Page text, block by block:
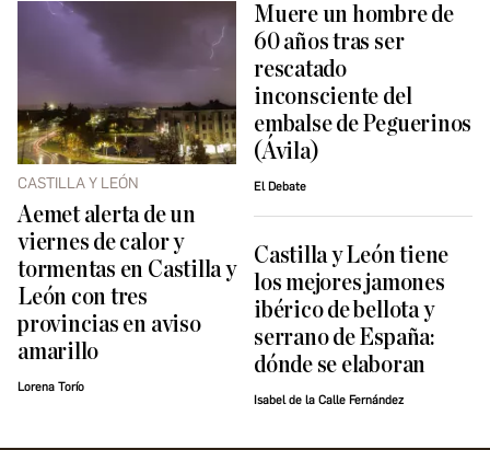
CASTILLA Y LEÓN
Aemet alerta de un
viernes de calor y
tormentas en Castilla y
León con tres
provincias en aviso
amarillo
Lorena Torío
Muere un hombre de
60 años tras ser
rescatado
inconsciente del
embalse de Peguerinos
(Ávila)
El Debate
Castilla y León tiene
los mejores jamones
ibérico de bellota y
serrano de España:
dónde se elaboran
Isabel de la Calle Fernández